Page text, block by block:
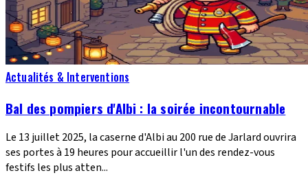
Actualités & Interventions
Bal des pompiers d'Albi : la soirée incontournable
Le 13 juillet 2025, la caserne d'Albi au 200 rue de Jarlard ouvrira
ses portes à 19 heures pour accueillir l'un des rendez-vous
festifs les plus atten...